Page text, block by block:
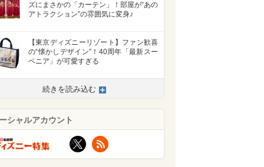
ズにまさかの「カーテン」！部屋が“あの
アトラクション”の雰囲気に変身♪
【東京ディズニーリゾート】ファン歓喜
の“懐かしデザイン”！40周年「最新スー
ベニア」が可愛すぎる
続きを読み込む
シャルアカウント
X